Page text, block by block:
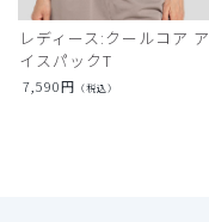
レディース:クールコア ア
イスパックT
7,590円 （税込）